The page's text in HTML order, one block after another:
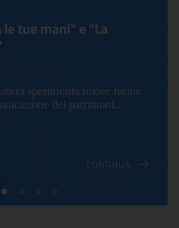
tue mani" e "La
sperimenta nuove forme
del patrimoni...
CONTINUA